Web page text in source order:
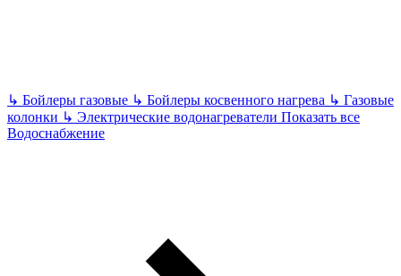
↳ Бойлеры газовые ↳ Бойлеры косвенного нагрева ↳ Газовые
колонки ↳ Электрические водонагреватели Показать все
Водоснабжение